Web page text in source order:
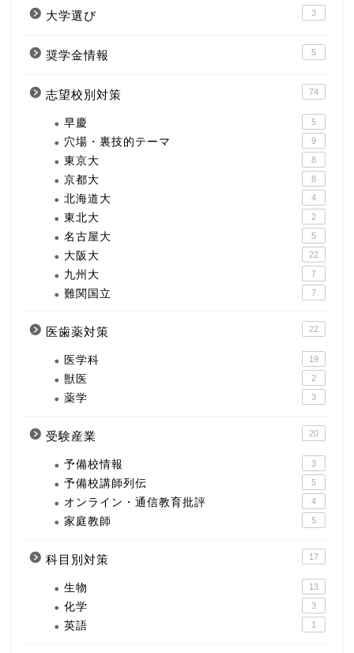
大学選び 3
奨学金情報 5
志望校別対策 74
早慶 5
穴場・裏技的テーマ 9
東京大 8
京都大 8
北海道大 4
東北大 2
名古屋大 5
大阪大 22
九州大 7
難関国立 7
医歯薬対策 22
医学科 19
獣医 2
薬学 3
受験産業 20
予備校情報 3
予備校講師列伝 5
オンライン・通信教育批評 4
家庭教師 5
科目別対策 17
生物 13
化学 3
英語 1